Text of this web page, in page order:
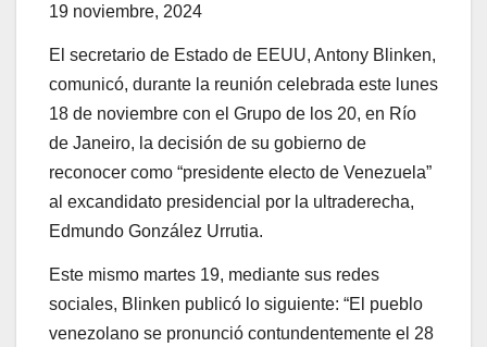
19 noviembre, 2024
El secretario de Estado de EEUU, Antony Blinken,
comunicó, durante la reunión celebrada este lunes
18 de noviembre con el Grupo de los 20, en Río
de Janeiro, la decisión de su gobierno de
reconocer como “presidente electo de Venezuela”
al excandidato presidencial por la ultraderecha,
Edmundo González Urrutia.
Este mismo martes 19, mediante sus redes
sociales, Blinken publicó lo siguiente: “El pueblo
venezolano se pronunció contundentemente el 28